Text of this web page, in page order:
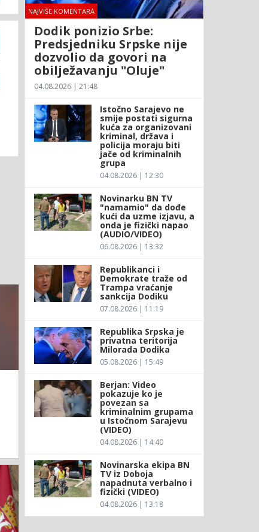
NAJVIŠE KOMENTARA
Dodik ponizio Srbe:
Predsjedniku Srpske nije
dozvolio da govori na
obilježavanju "Oluje"
04.08.2026 | 21:48
Istočno Sarajevo ne
smije postati sigurna
kuća za organizovani
kriminal, država i
policija moraju biti
jače od kriminalnih
grupa
04.08.2026 | 12:30
Novinarku BN TV
"namamio" da dođe
kući da uzme izjavu, a
onda je fizički napao
(AUDIO/VIDEO)
06.08.2026 | 13:32
Republikanci i
Demokrate traže od
Trampa vraćanje
sankcija Dodiku
07.08.2026 | 11:19
Republika Srpska je
privatna teritorija
Milorada Dodika
05.08.2026 | 15:49
Berjan: Video
pokazuje ko je
povezan sa
kriminalnim grupama
u Istočnom Sarajevu
(VIDEO)
04.08.2026 | 14:40
Novinarska ekipa BN
TV iz Doboja
napadnuta verbalno i
fizički (VIDEO)
04.08.2026 | 13:18